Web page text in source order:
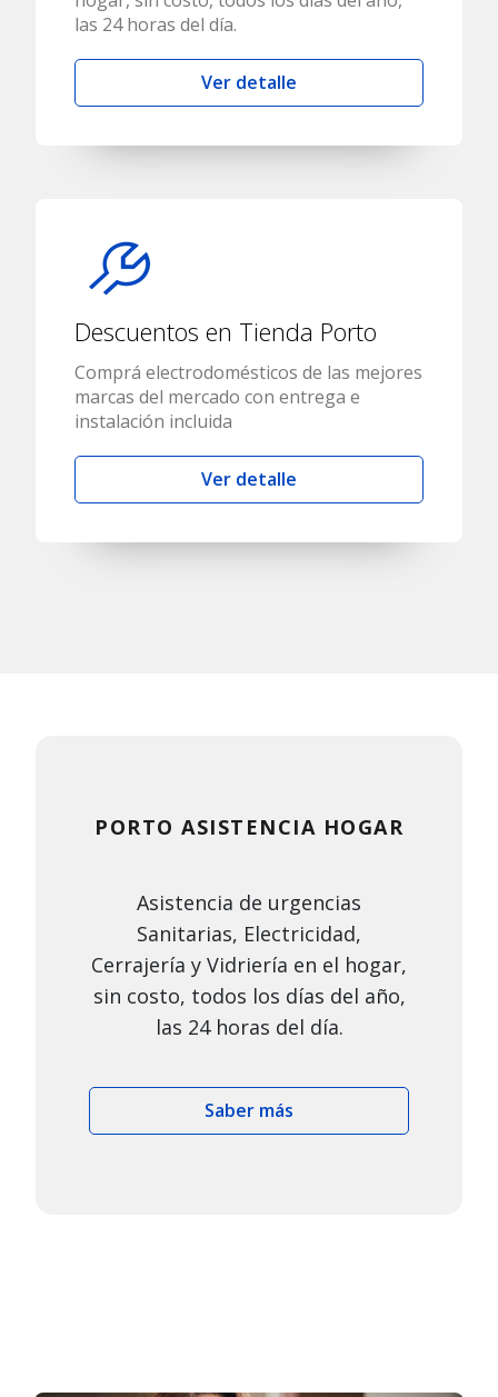
las 24 horas del día.
Ver detalle
Descuentos en Tienda Porto
Comprá electrodomésticos de las mejores
marcas del mercado con entrega e
instalación incluida
Ver detalle
PORTO ASISTENCIA HOGAR
Asistencia de urgencias
Sanitarias, Electricidad,
Cerrajería y Vidriería en el hogar,
sin costo, todos los días del año,
las 24 horas del día.
Saber más